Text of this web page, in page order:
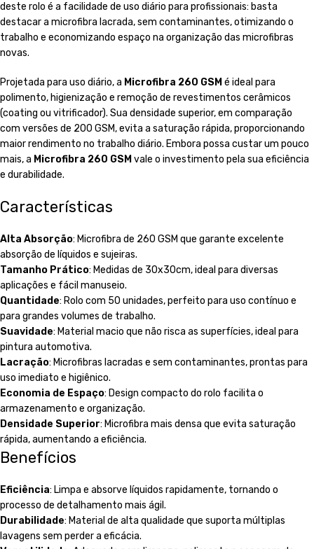
deste rolo é a facilidade de uso diário para profissionais: basta
destacar a microfibra lacrada, sem contaminantes, otimizando o
trabalho e economizando espaço na organização das microfibras
novas.
Projetada para uso diário, a Microfibra 260 GSM é ideal para
polimento, higienização e remoção de revestimentos cerâmicos
(coating ou vitrificador). Sua densidade superior, em comparação
com versões de 200 GSM, evita a saturação rápida, proporcionando
maior rendimento no trabalho diário. Embora possa custar um pouco
mais, a Microfibra 260 GSM vale o investimento pela sua eficiência
e durabilidade.
Características
Alta Absorção: Microfibra de 260 GSM que garante excelente
absorção de líquidos e sujeiras.
Tamanho Prático: Medidas de 30x30cm, ideal para diversas
aplicações e fácil manuseio.
Quantidade: Rolo com 50 unidades, perfeito para uso contínuo e
para grandes volumes de trabalho.
Suavidade: Material macio que não risca as superfícies, ideal para
pintura automotiva.
Lacração: Microfibras lacradas e sem contaminantes, prontas para
uso imediato e higiênico.
Economia de Espaço: Design compacto do rolo facilita o
armazenamento e organização.
Densidade Superior: Microfibra mais densa que evita saturação
rápida, aumentando a eficiência.
Benefícios
Eficiência: Limpa e absorve líquidos rapidamente, tornando o
processo de detalhamento mais ágil.
Durabilidade: Material de alta qualidade que suporta múltiplas
lavagens sem perder a eficácia.